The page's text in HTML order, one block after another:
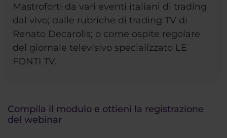
Mastroforti da vari eventi italiani di trading
dal vivo; dalle rubriche di trading TV di
Renato Decarolis; o come ospite regolare
del giornale televisivo specializzato LE
FONTI TV.
Compila il modulo e ottieni la registrazione
del webinar